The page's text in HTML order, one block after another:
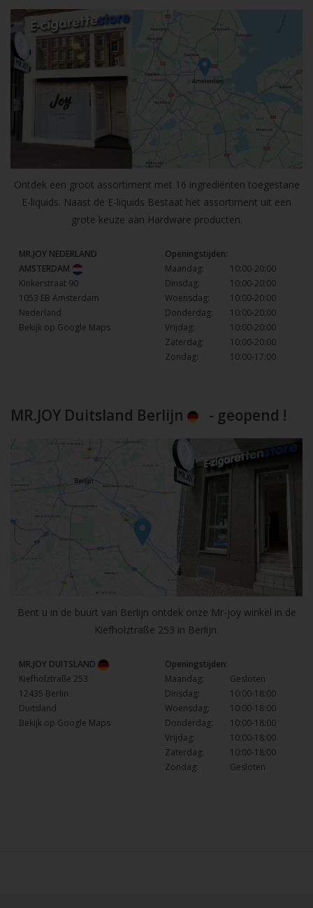
Ontdek een groot assortiment met 16 ingrediënten toegestane
E-liquids. Naast de E-liquids Bestaat het assortiment uit een
grote keuze aan Hardware producten.
MR.JOY NEDERLAND
AMSTERDAM
Kinkerstraat 90
1053 EB Amsterdam
Nederland
Bekijk op Google Maps
Openingstijden:
Maandag:
10:00-20:00
Dinsdag:
10:00-20:00
Woensdag:
10:00-20:00
Donderdag:
10:00-20:00
Vrijdag:
10:00-20:00
Zaterdag:
10:00-20:00
Zondag:
10:00-17:00
MR.JOY Duitsland Berlijn - geopend !
Bent u in de buurt van Berlijn ontdek onze Mr-joy winkel in de
Kiefholztraße 253 in Berlijn.
MR.JOY DUITSLAND
Kiefholztraße 253
12435 Berlin
Duitsland
Bekijk op Google Maps
Openingstijden:
Maandag:
Gesloten
Dinsdag:
10:00-18:00
Woensdag:
10:00-18:00
Donderdag:
10:00-18:00
Vrijdag:
10:00-18:00
Zaterdag:
10:00-18:00
Zondag:
Gesloten